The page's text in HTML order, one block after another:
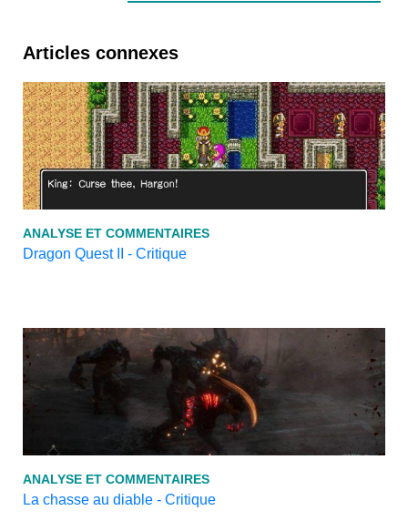
Articles connexes
ANALYSE ET COMMENTAIRES
Dragon Quest II - Critique
ANALYSE ET COMMENTAIRES
La chasse au diable - Critique